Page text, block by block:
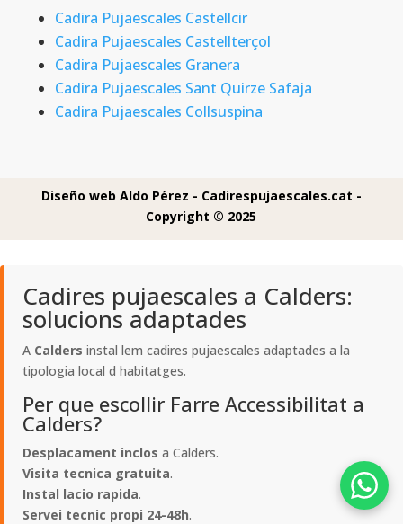
Cadira Pujaescales Castellcir
Cadira Pujaescales Castellterçol
Cadira Pujaescales Granera
Cadira Pujaescales Sant Quirze Safaja
Cadira Pujaescales Collsuspina
Diseño web Aldo Pérez - Cadirespujaescales.cat -
Copyright © 2025
Cadires pujaescales a Calders:
solucions adaptades
A Calders instal lem cadires pujaescales adaptades a la
tipologia local d habitatges.
Per que escollir Farre Accessibilitat a
Calders?
Desplacament inclos a Calders.
Visita tecnica gratuita.
Instal lacio rapida.
Servei tecnic propi 24-48h.